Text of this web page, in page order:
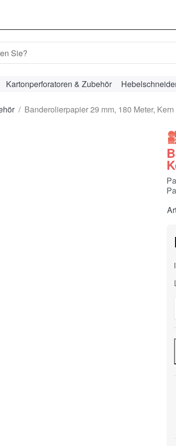
ein. Während Sie tippen, erscheinen
Kartonperforatoren & Zubehör
Banderolierpapier 29 mm, 180 Meter,